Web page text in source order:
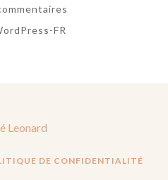
FR
Leonard
DE CONFIDENTIALITÉ